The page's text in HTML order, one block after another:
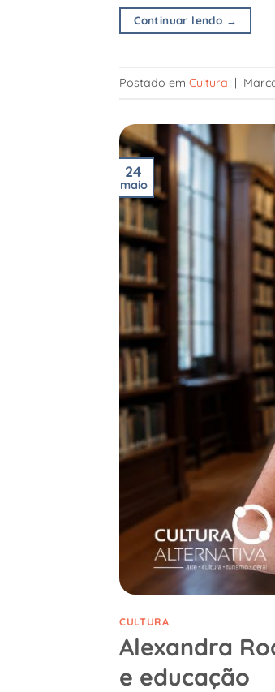
Continuar lendo →
Postado em Cultura |
24
maio
CULTURA
Alexandra
e educação